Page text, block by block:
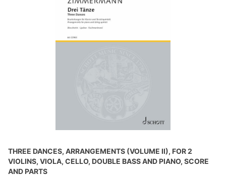
THREE DANCES, ARRANGEMENTS (VOLUME II), FOR 2
VIOLINS, VIOLA, CELLO, DOUBLE BASS AND PIANO, SCORE
AND PARTS